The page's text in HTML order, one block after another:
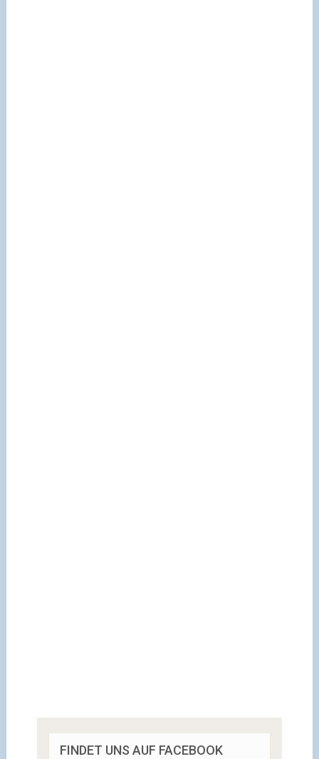
FINDET UNS AUF FACEBOOK